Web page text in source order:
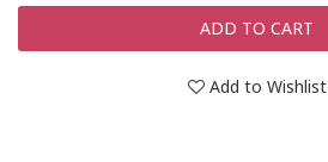
ADD TO CART
Add to Wishlist